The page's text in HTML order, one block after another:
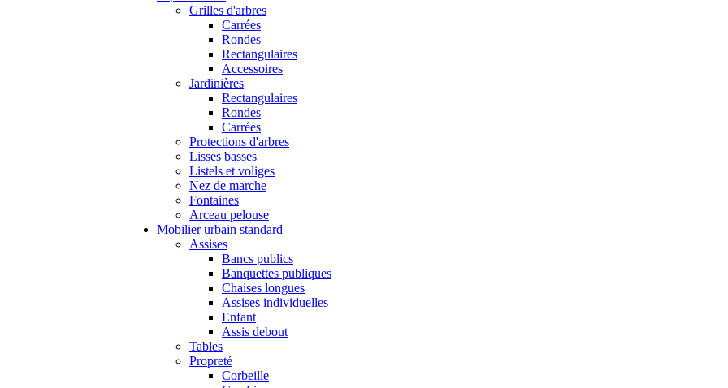
Grilles d'arbres
Carrées
Rondes
Rectangulaires
Accessoires
Jardinières
Rectangulaires
Rondes
Carrées
Protections d'arbres
Lisses basses
Listels et voliges
Nez de marche
Fontaines
Arceau pelouse
Mobilier urbain standard
Assises
Bancs publics
Banquettes publiques
Chaises longues
Assises individuelles
Enfant
Assis debout
Tables
Propreté
Corbeille